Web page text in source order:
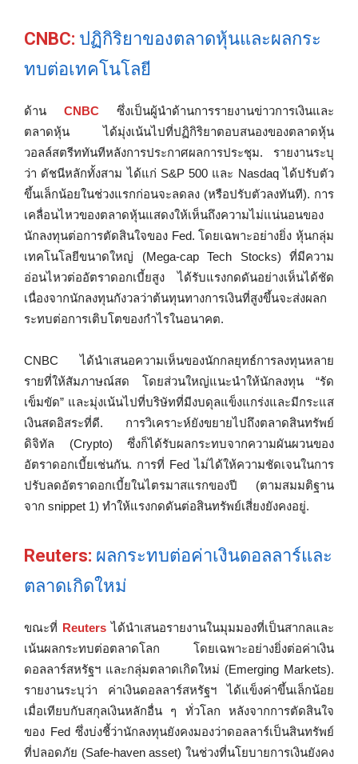
CNBC: ปฏิกิริยาของตลาดหุ้นและผลกระ
ทบต่อเทคโนโลยี
ด้าน CNBC ซึ่งเป็นผู้นำด้านการรายงานข่าวการเงินและ
ตลาดหุ้น ได้มุ่งเน้นไปที่ปฏิกิริยาตอบสนองของตลาดหุ้น
วอลล์สตรีททันทีหลังการประกาศผลการประชุม. รายงานระบุ
ว่า ดัชนีหลักทั้งสาม ได้แก่ S&P 500 และ Nasdaq ได้ปรับตัว
ขึ้นเล็กน้อยในช่วงแรกก่อนจะลดลง (หรือปรับตัวลงทันที). การ
เคลื่อนไหวของตลาดหุ้นแสดงให้เห็นถึงความไม่แน่นอนของ
นักลงทุนต่อการตัดสินใจของ Fed. โดยเฉพาะอย่างยิ่ง หุ้นกลุ่ม
เทคโนโลยีขนาดใหญ่ (Mega-cap Tech Stocks) ที่มีความ
อ่อนไหวต่ออัตราดอกเบี้ยสูง ได้รับแรงกดดันอย่างเห็นได้ชัด
เนื่องจากนักลงทุนกังวลว่าต้นทุนทางการเงินที่สูงขึ้นจะส่งผลก
ระทบต่อการเติบโตของกำไรในอนาคต.
CNBC ได้นำเสนอความเห็นของนักกลยุทธ์การลงทุนหลาย
รายที่ให้สัมภาษณ์สด โดยส่วนใหญ่แนะนำให้นักลงทุน “รัด
เข็มขัด” และมุ่งเน้นไปที่บริษัทที่มีงบดุลแข็งแกร่งและมีกระแส
เงินสดอิสระที่ดี. การวิเคราะห์ยังขยายไปถึงตลาดสินทรัพย์
ดิจิทัล (Crypto) ซึ่งก็ได้รับผลกระทบจากความผันผวนของ
อัตราดอกเบี้ยเช่นกัน. การที่ Fed ไม่ได้ให้ความชัดเจนในการ
ปรับลดอัตราดอกเบี้ยในไตรมาสแรกของปี (ตามสมมติฐาน
จาก snippet 1) ทำให้แรงกดดันต่อสินทรัพย์เสี่ยงยังคงอยู่.
Reuters: ผลกระทบต่อค่าเงินดอลลาร์และ
ตลาดเกิดใหม่
ขณะที่ Reuters ได้นำเสนอรายงานในมุมมองที่เป็นสากลและ
เน้นผลกระทบต่อตลาดโลก โดยเฉพาะอย่างยิ่งต่อค่าเงิน
ดอลลาร์สหรัฐฯ และกลุ่มตลาดเกิดใหม่ (Emerging Markets).
รายงานระบุว่า ค่าเงินดอลลาร์สหรัฐฯ ได้แข็งค่าขึ้นเล็กน้อย
เมื่อเทียบกับสกุลเงินหลักอื่น ๆ ทั่วโลก หลังจากการตัดสินใจ
ของ Fed ซึ่งบ่งชี้ว่านักลงทุนยังคงมองว่าดอลลาร์เป็นสินทรัพย์
ที่ปลอดภัย (Safe-haven asset) ในช่วงที่นโยบายการเงินยังคง